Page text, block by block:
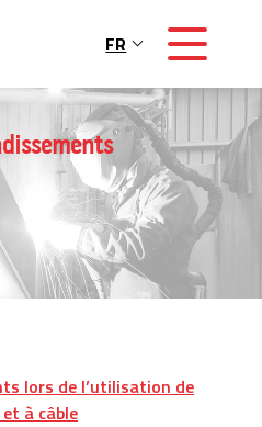
FR
lors de l’utilisation de
à câble